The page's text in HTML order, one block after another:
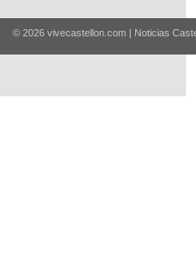
© 2026 vivecastellon.com | Noticias